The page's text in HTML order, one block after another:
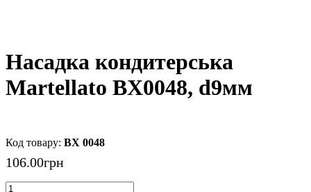
Насадка кондитерська
Martellato BX0048, d9мм
BX 0048
106.00грн